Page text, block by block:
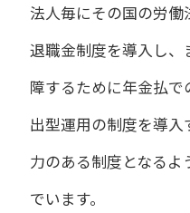
法人毎にその国の労
退職金制度を導入し
障するために年金払
出型運用の制度を導
力のある制度となる
でいます。